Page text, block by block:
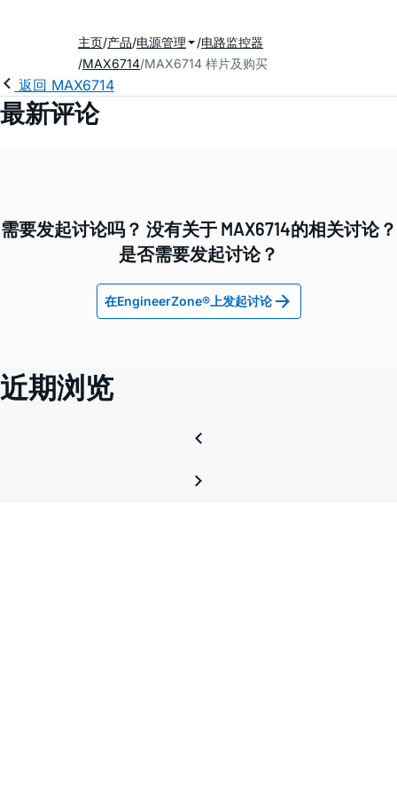
主页 产品 电源管理
电路监控器
MAX6714 MAX6714 样片及购买
返回 MAX6714
最新评论
需要发起讨论吗？ 没有关于 MAX6714的相关讨论？
是否需要发起讨论？
在EngineerZone®上发起讨论
近期浏览